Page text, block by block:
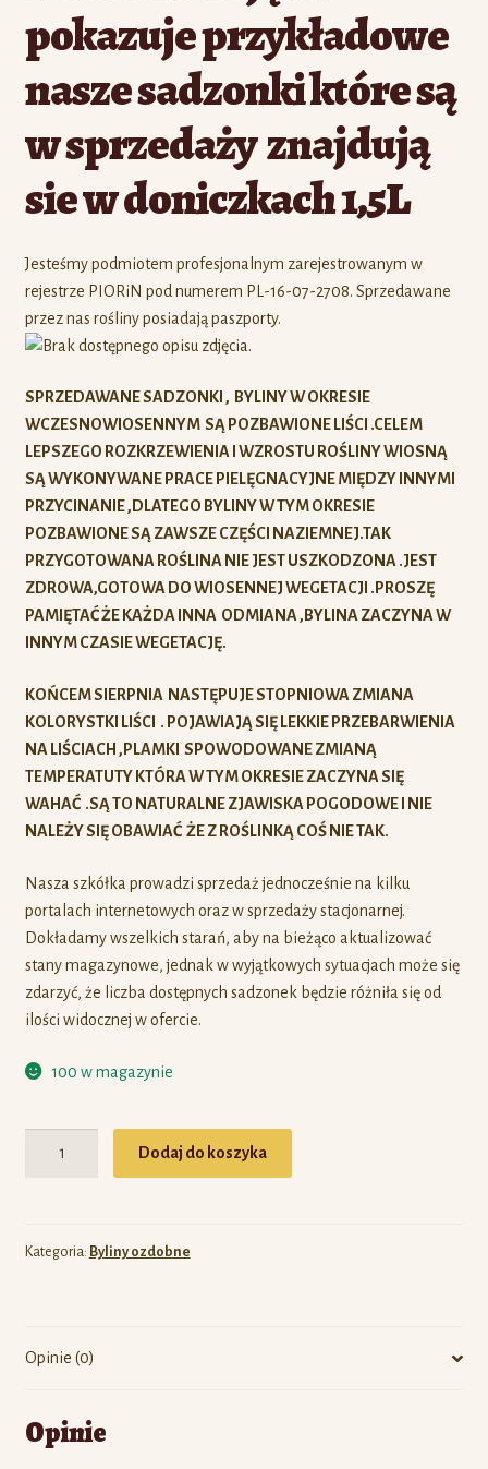
pokazuje przykładowe
nasze sadzonki które są
w sprzedaży znajdują
sie w doniczkach 1,5L
Jesteśmy podmiotem profesjonalnym zarejestrowanym w
rejestrze PIORiN pod numerem PL-16-07-2708. Sprzedawane
przez nas rośliny posiadają paszporty.
SPRZEDAWANE SADZONKI , BYLINY W OKRESIE
WCZESNOWIOSENNYM SĄ POZBAWIONE LIŚCI .CELEM
LEPSZEGO ROZKRZEWIENIA I WZROSTU ROŚLINY WIOSNĄ
SĄ WYKONYWANE PRACE PIELĘGNACYJNE MIĘDZY INNYMI
PRZYCINANIE ,DLATEGO BYLINY W TYM OKRESIE
POZBAWIONE SĄ ZAWSZE CZĘŚCI NAZIEMNEJ.TAK
PRZYGOTOWANA ROŚLINA NIE JEST USZKODZONA .JEST
ZDROWA,GOTOWA DO WIOSENNEJ WEGETACJI .PROSZĘ
PAMIĘTAĆ ŻE KAŻDA INNA ODMIANA ,BYLINA ZACZYNA W
INNYM CZASIE WEGETACJĘ.
KOŃCEM SIERPNIA NASTĘPUJE STOPNIOWA ZMIANA
KOLORYSTKI LIŚCI . POJAWIAJĄ SIĘ LEKKIE PRZEBARWIENIA
NA LIŚCIACH ,PLAMKI SPOWODOWANE ZMIANĄ
TEMPERATUTY KTÓRA W TYM OKRESIE ZACZYNA SIĘ
WAHAĆ .SĄ TO NATURALNE ZJAWISKA POGODOWE I NIE
NALEŻY SIĘ OBAWIAĆ ŻE Z ROŚLINKĄ COŚ NIE TAK.
Nasza szkółka prowadzi sprzedaż jednocześnie na kilku
portalach internetowych oraz w sprzedaży stacjonarnej.
Dokładamy wszelkich starań, aby na bieżąco aktualizować
stany magazynowe, jednak w wyjątkowych sytuacjach może się
zdarzyć, że liczba dostępnych sadzonek będzie różniła się od
ilości widocznej w ofercie.
100 w magazynie
Dodaj do koszyka
Kategoria: Byliny ozdobne
Opinie (0)
Opinie